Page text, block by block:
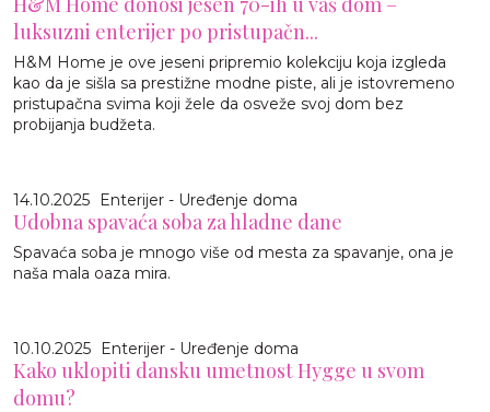
luksuzni enterijer po pristupačn...
H&M Home je ove jeseni pripremio kolekciju koja izgleda
kao da je sišla sa prestižne modne piste, ali je istovremeno
pristupačna svima koji žele da osveže svoj dom bez
probijanja budžeta.
14.10.2025 Enterijer - Uređenje doma
Udobna spavaća soba za hladne dane
Spavaća soba je mnogo više od mesta za spavanje, ona je
naša mala oaza mira.
10.10.2025 Enterijer - Uređenje doma
Kako uklopiti dansku umetnost Hygge u svom
domu?